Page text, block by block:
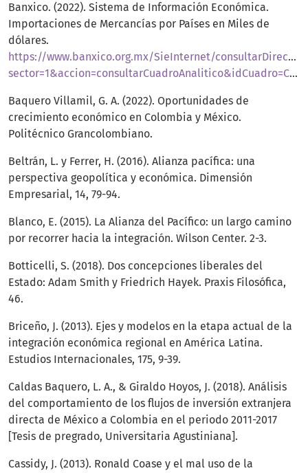
Banxico. (2022). Sistema de Información Económica.
Importaciones de Mercancías por Países en Miles de
dólares.
https://www.banxico.org.mx/SieInternet/
sector=1&accion=consultarCuadroAnalitico&idCuadro=CA6&locale=es
Baquero Villamil, G. A. (2022). Oportunidades de
crecimiento económico en Colombia y México.
Politécnico Grancolombiano.
Beltrán, L. y Ferrer, H. (2016). Alianza pacífica: una
perspectiva geopolítica y económica. Dimensión
Empresarial, 14, 79-94.
Blanco, E. (2015). La Alianza del Pacífico: un largo camino
por recorrer hacia la integración. Wilson Center. 2-3.
Botticelli, S. (2018). Dos concepciones liberales del
Estado: Adam Smith y Friedrich Hayek. Praxis Filosófica,
46.
Briceño, J. (2013). Ejes y modelos en la etapa actual de la
integración económica regional en América Latina.
Estudios Internacionales, 175, 9-39.
Caldas Baquero, L. A., & Giraldo Hoyos, J. (2018). Análisis
del comportamiento de los flujos de inversión extranjera
directa de México a Colombia en el periodo 2011-2017
[Tesis de pregrado, Universitaria Agustiniana].
Cassidy, J. (2013). Ronald Coase y el mal uso de la